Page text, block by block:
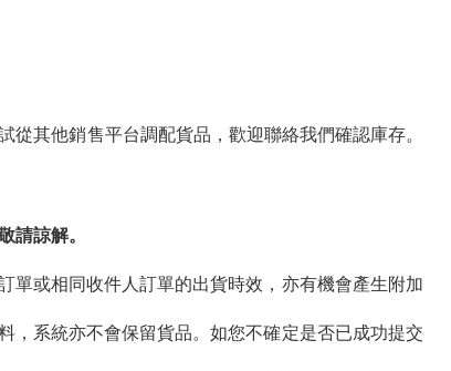
從其他銷售平台調配貨品，歡迎聯絡我們確認庫存。
請諒解。
單或相同收件人訂單的出貨時效，亦有機會產生附加
，系統亦不會保留貨品。如您不確定是否已成功提交